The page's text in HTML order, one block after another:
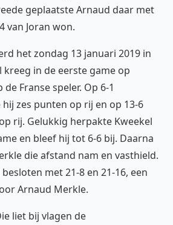
geplaatste Arnaud daar met
van Joran won.
het zondag 13 januari 2019 in
kreeg in de eerste game op
Franse speler. Op 6-1
zes punten op rij en op 13-6
rij. Gelukkig herpakte Kweekel
en bleef hij tot 6-6 bij. Daarna
die afstand nam en vasthield.
met 21-8 en 21-16, een
Arnaud Merkle.
liet bij vlagen de